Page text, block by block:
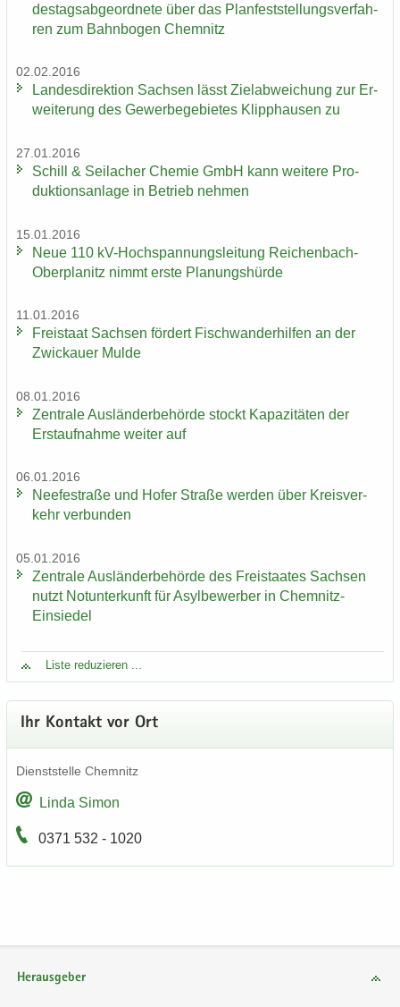
des­tags­ab­ge­ord­ne­te über das Plan­fest­stel­lungs­ver­fah­
ren zum Bahn­bo­gen Chem­nitz
02.02.2016
Lan­des­di­rek­ti­on Sach­sen lässt Ziel­ab­wei­chung zur Er­
wei­te­rung des Ge­wer­be­ge­bie­tes Klipp­hau­sen zu
27.01.2016
Schill & Seil­a­cher Che­mie GmbH kann wei­te­re Pro­
duk­ti­ons­an­la­ge in Be­trieb neh­men
15.01.2016
Neue 110 kV-​Hochspannungsleitung Reichenbach-​
Oberplanitz nimmt erste Pla­nungs­hür­de
11.01.2016
Frei­staat Sach­sen för­dert Fisch­wan­der­hil­fen an der
Zwi­ckau­er Mulde
08.01.2016
Zen­tra­le Aus­län­der­be­hör­de stockt Ka­pa­zi­tä­ten der
Erst­auf­nah­me wei­ter auf
06.01.2016
Nee­fe­st­ra­ße und Hofer Stra­ße wer­den über Kreis­ver­
kehr ver­bun­den
05.01.2016
Zen­tra­le Aus­län­der­be­hör­de des Frei­staa­tes Sach­sen
nutzt Not­un­ter­kunft für Asyl­be­wer­ber in Chemnitz-​
Einsiedel
Liste re­du­zie­ren ...
Ihr Kon­takt vor Ort
Dienst­stel­le Chem­nitz
Linda Simon
0371 532 - 1020
Herausgeber